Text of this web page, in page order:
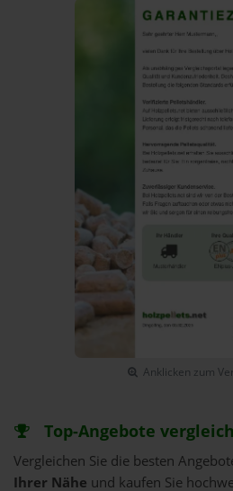
Anklicken zum
Top-Angebote
Vergleichen Sie die besten
Ihrer Nähe und kaufen Sie